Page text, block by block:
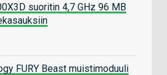
suoritin 4,7 GHz 96 MB
FURY Beast muistimoduuli